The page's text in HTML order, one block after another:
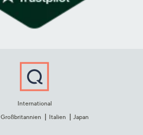
International
Großbritannien Italien Japan